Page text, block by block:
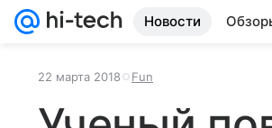
Новости
22 марта 2018 Fun